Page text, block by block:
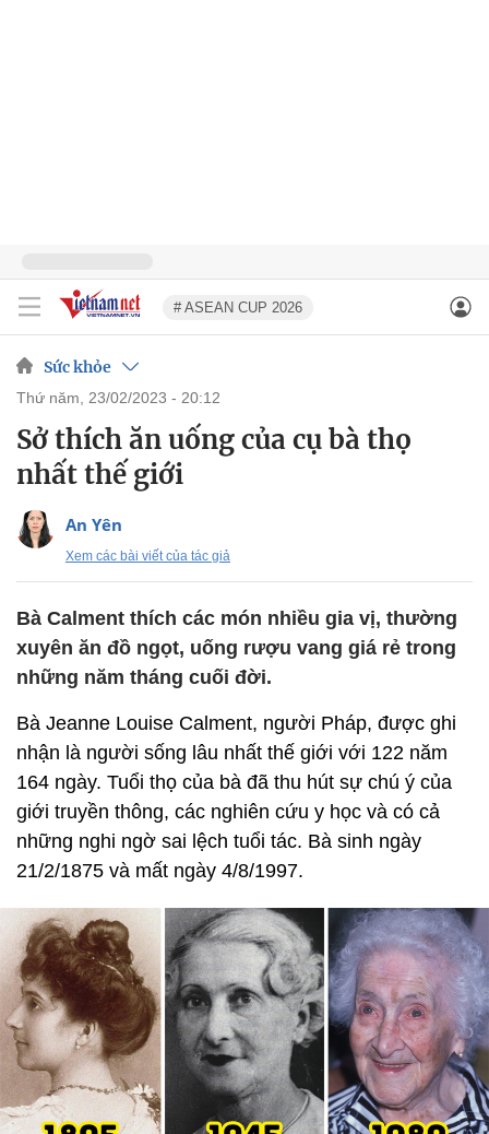
# ASEAN CUP 2026
Sức khỏe
thứ năm, 23/02/2023 - 20:12
Sở thích ăn uống của cụ bà thọ
nhất thế giới
An Yên
Xem các bài viết của tác giả
Bà Calment thích các món nhiều gia vị, thường
xuyên ăn đồ ngọt, uống rượu vang giá rẻ trong
những năm tháng cuối đời.
Bà Jeanne Louise Calment, người Pháp, được ghi
nhận là người sống lâu nhất thế giới với 122 năm
164 ngày. Tuổi thọ của bà đã thu hút sự chú ý của
giới truyền thông, các nghiên cứu y học và có cả
những nghi ngờ sai lệch tuổi tác. Bà sinh ngày
21/2/1875 và mất ngày 4/8/1997.